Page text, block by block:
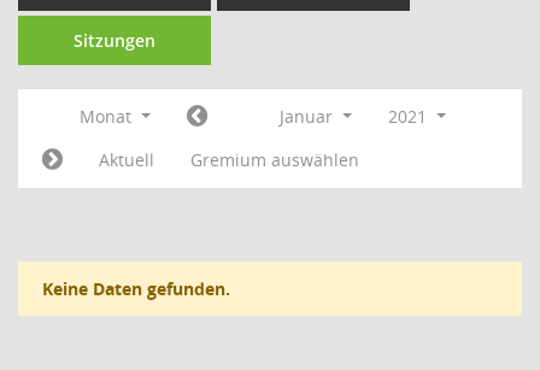
Sitzungen
Monat Januar
2021
Aktuell
Gremium auswählen
Keine Daten gefunden.